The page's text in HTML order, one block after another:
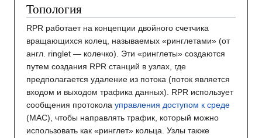
Топология
RPR работает на концепции двойного счетчика
вращающихся колец, называемых «ринглетами» (от
англ. ringlet — колечко). Эти «ринглеты» создаются
путем создания RPR станций в узлах, где
предполагается удаление из потока (поток является
входом и выходом трафика данных). RPR использует
сообщения протокола управления доступом к среде
(MAC), чтобы направлять трафик, который можно
использовать как «ринглет» кольца. Узлы также